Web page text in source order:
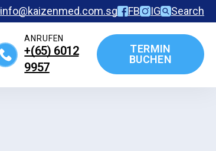
info@kaizenmed.com.sg FB IG Search
ANRUFEN
+(65)‎ 6012‎
9957
TERMIN
BUCHEN